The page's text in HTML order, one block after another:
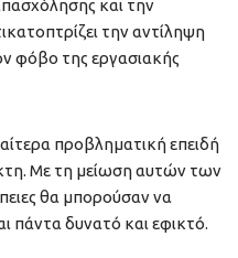
και την
την αντίληψη
φόβο της εργασιακής
προβληματική επειδή
Με τη μείωση αυτών των
θα μπορούσαν να
πάντα δυνατό και εφικτό.